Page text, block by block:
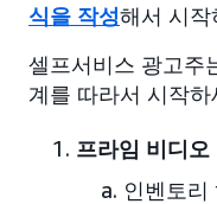
식을 작성해서 시작
셀프서비스 광고주
계를 따라서 시작하
프라임 비디오
인벤토리